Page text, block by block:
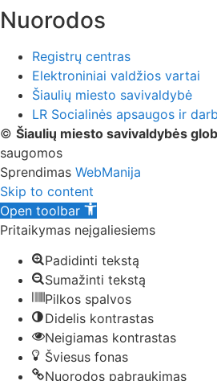
Nuorodos
Registrų centras
Elektroniniai valdžios vartai
Šiaulių miesto savivaldybė
LR Socialinės apsaugos ir
© Šiaulių miesto savivaldybės
saugomos
Sprendimas WebManija
Skip to content
Open toolbar
Pritaikymas neįgaliesiems
Padidinti tekstą
Sumažinti tekstą
Pilkos spalvos
Didelis kontrastas
Neigiamas kontrastas
Šviesus fonas
Nuorodos pabraukimas